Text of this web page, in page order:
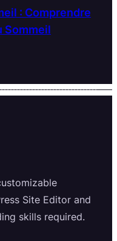
: Comprendre
Sommeil
Site Editor and
skills required.